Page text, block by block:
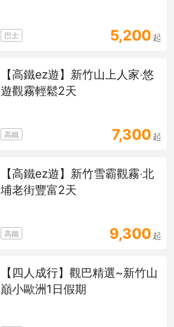
巴士 5,200 起
【高鐵ez遊】新竹山上人家‧悠
遊觀霧輕鬆2天
高鐵 7,300 起
【高鐵ez遊】新竹雪霸觀霧‧北
埔老街豐富2天
高鐵 9,300 起
【四人成行】觀巴精選~新竹山
巔小歐洲1日假期